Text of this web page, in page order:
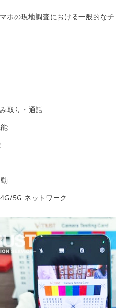
ホの現地調査における一般的なチ
取り・通話
5G ネットワーク